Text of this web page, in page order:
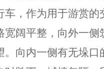
车，作为用于游赏的
宽阔平整，向外一
。向内一侧有无垛口